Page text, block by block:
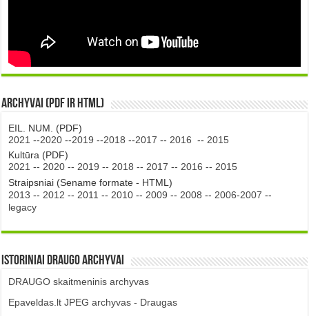
Archyvai (PDF ir HTML)
EIL. NUM. (PDF)
2021 --2020 --2019 --2018 --2017 -- 2016 -- 2015
Kultūra (PDF)
2021 -- 2020 -- 2019 -- 2018 -- 2017 -- 2016 -- 2015
Straipsniai (Sename formate - HTML)
2013 -- 2012 -- 2011 -- 2010 -- 2009 -- 2008 -- 2006-2007 --
legacy
Istoriniai DRAUGO Archyvai
DRAUGO skaitmeninis archyvas
Epaveldas.lt JPEG archyvas - Draugas